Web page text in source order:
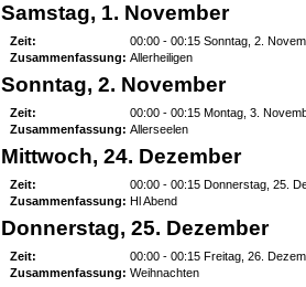
Samstag, 1. November
Zeit:
00:00 - 00:15 Sonntag, 2.
Zusammenfassung: Allerheiligen
Sonntag, 2. November
Zeit:
00:00 - 00:15 Montag, 3.
Zusammenfassung: Allerseelen
Mittwoch, 24. Dezember
Zeit:
00:00 - 00:15 Donnerstag, 25.
Zusammenfassung: Hl Abend
Donnerstag, 25. Dezember
Zeit:
00:00 - 00:15 Freitag, 26.
Zusammenfassung: Weihnachten